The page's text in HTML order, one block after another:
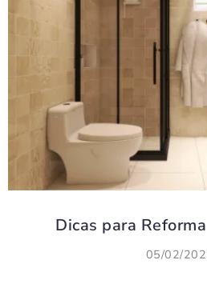
Dicas para
05/02/